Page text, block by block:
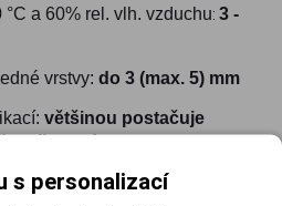
a 60% rel. vlh. vzduchu: 3 -
vrstvy: do 3 (max. 5) mm
většinou postačuje
(béžová)
s personalizací